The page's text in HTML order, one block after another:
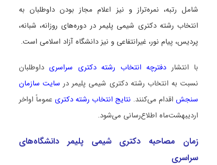
شامل رتبه، نمره‌تراز و نیز اعلام مجاز بودن داوطلبان به
انتخاب رشته دکتری شیمی پلیمر در دوره‌های روزانه، شبانه،
پردیس، پیام نور، غیرانتفاعی و نیز دانشگاه آزاد اسلامی است.
با انتشار دفترچه انتخاب رشته دکتری سراسری داوطلبان
نسبت به انتخاب رشته دکتری شیمی پلیمر در سایت سازمان
سنجشاقدام می‌کنند. نتایج انتخاب رشته دکتری عموماً اواخر
اردیبهشت‌ماه اطلاع‌رسانی می‌شود.
زمان مصاحبه دکتری شیمی پلیمر دانشگاه‌های
سراسری